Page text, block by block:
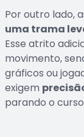
Por outro lado,
uma trama
Esse atrito
movimento,
gráficos ou
exigem
parando o